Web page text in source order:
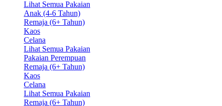
Lihat Semua Pakaian
Anak (4-6 Tahun)
Remaja (6+ Tahun)
Kaos
Celana
Lihat Semua Pakaian
Pakaian Perempuan
Remaja (6+ Tahun)
Kaos
Celana
Lihat Semua Pakaian
Remaja (6+ Tahun)